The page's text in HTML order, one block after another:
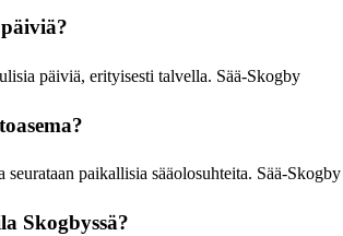
päiviä, erityisesti talvella. Sää-Skogby
seurataan paikallisia sääolosuhteita. Sää-Skogby
Skogbyssä?